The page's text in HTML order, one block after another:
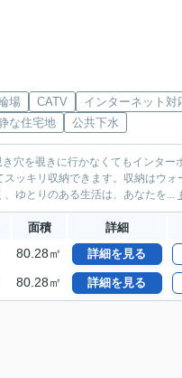
場 CATV
インターネット対
な住宅地
公共下水
穴を覗きに行かなくてもインター
ッキリ収納できます。収納はウォ
ゆとりのある生活は、あなたを...
面積 詳細
80.28㎡ 詳細を見る
80.28㎡ 詳細を見る